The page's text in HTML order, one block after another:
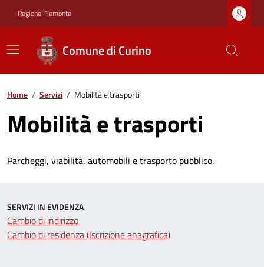
Regione Piemonte
Comune di Curino
Home / Servizi / Mobilità e trasporti
Mobilità e trasporti
Parcheggi, viabilità, automobili e trasporto pubblico.
SERVIZI IN EVIDENZA
Cambio di indirizzo
Cambio di residenza (Iscrizione anagrafica)